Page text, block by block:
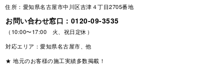
住所：愛知県名古屋市中川区吉津４丁目2705番地
お問い合わせ窓口： 0120-09-3535
（10:00〜17:00 火、祝日定休）
対応エリア：愛知県名古屋市、他
★ 地元のお客様の施工実績多数掲載！